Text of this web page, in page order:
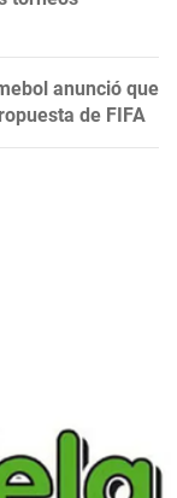
anunció que
de FIFA